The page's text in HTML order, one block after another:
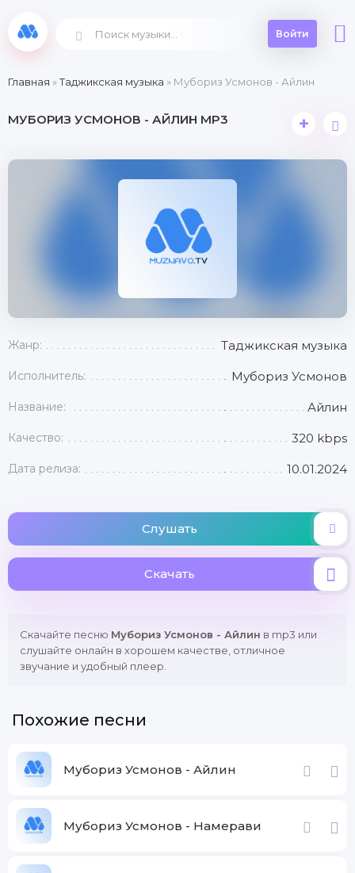
Войти
Главная »Таджикская музыка » Мубориз Усмонов - Айлин
МУБОРИЗ УСМОНОВ - АЙЛИН MP3 +
Жанр: Таджикская музыка
Исполнитель: Мубориз Усмонов
Название: Айлин
Качество: 320 kbps
Дата релиза: 10.01.2024
Слушать
Скачать
Скачайте песню Мубориз Усмонов - Айлин в mp3 или
слушайте онлайн в хорошем качестве, отличное
звучание и удобный плеер.
Похожие песни
Мубориз Усмонов - Айлин
Мубориз Усмонов - Намерави